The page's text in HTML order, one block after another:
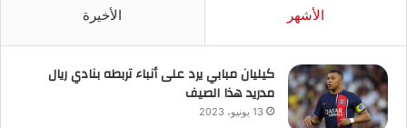
الأشهر الأخيرة
كيليان مبابي يرد على أنباء تربطه بنادي ريال
مدريد هذا الصيف
13 يونيو، 2023